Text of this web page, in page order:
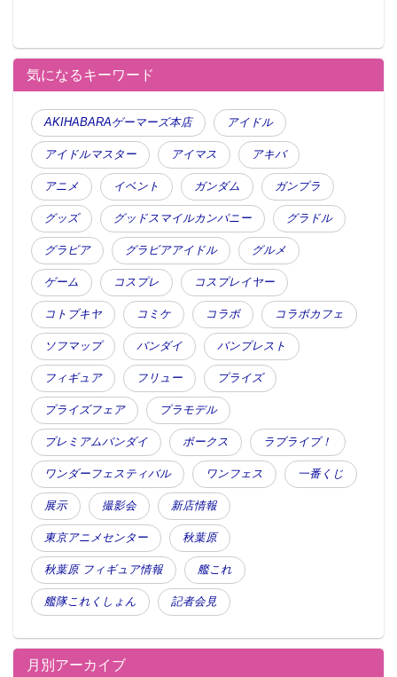
気になるキーワード
AKIHABARAゲーマーズ本店 アイドル
アイドルマスター アイマス アキバ
アニメ イベント ガンダム ガンプラ
グッズ グッドスマイルカンパニー グラドル
グラビア グラビアアイドル グルメ
ゲーム コスプレ コスプレイヤー
コトブキヤ コミケ コラボ コラボカフェ
ソフマップ バンダイ バンプレスト
フィギュア フリュー プライズ
プライズフェア プラモデル
プレミアムバンダイ ボークス ラブライブ！
ワンダーフェスティバル ワンフェス 一番くじ
展示 撮影会 新店情報
東京アニメセンター 秋葉原
秋葉原 フィギュア情報 艦これ
艦隊これくしょん 記者会見
月別アーカイブ